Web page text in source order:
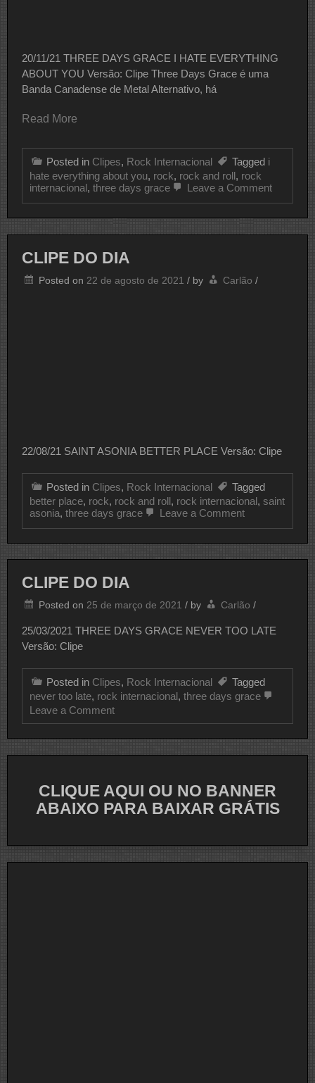
20/11/21 THREE DAYS GRACE I HATE EVERYTHING
ABOUT YOU Versão: Clipe Three Days Grace é uma
Banda Canadense de Metal Alternativo, há
Read More
Posted in Clipes, Rock Internacional Tagged i
hate everything about you, rock, rock and roll, rock
internacional, three days grace Leave a Commenton
THREE
CLIPE DO DIA
Posted on 22 de agosto de 2021 / by Carlão /
22/08/21 SAINT ASONIA BETTER PLACE Versão: Clipe
Posted in Clipes, Rock Internacional
Tagged
better place, rock, rock and roll, rock internacional, saint
asonia, three days grace Leave a Commenton
CLIPE DO DIA
Posted on 25 de março de 2021 / by Carlão /
25/03/2021 THREE DAYS GRACE NEVER TOO LATE
Versão: Clipe
Posted in Clipes, Rock Internacional
Tagged
never too late, rock internacional, three days grace
Leave a Commenton
CLIPE
CLIQUE AQUI OU NO BANNER
ABAIXO PARA BAIXAR GRÁTIS